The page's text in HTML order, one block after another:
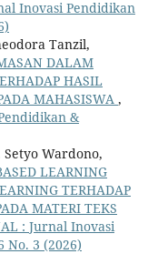
Inovasi Pendidikan
Tanzil,
DALAM
HASIL
MAHASISWA ,
&
Wardono,
LEARNING
TERHADAP
MATERI TEKS
: Jurnal Inovasi
No. 3 (2026)